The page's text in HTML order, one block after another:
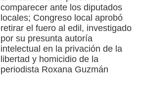
comparecer ante los diputados
locales; Congreso local aprobó
retirar el fuero al edil, investigado
por su presunta autoría
intelectual en la privación de la
libertad y homicidio de la
periodista Roxana Guzmán